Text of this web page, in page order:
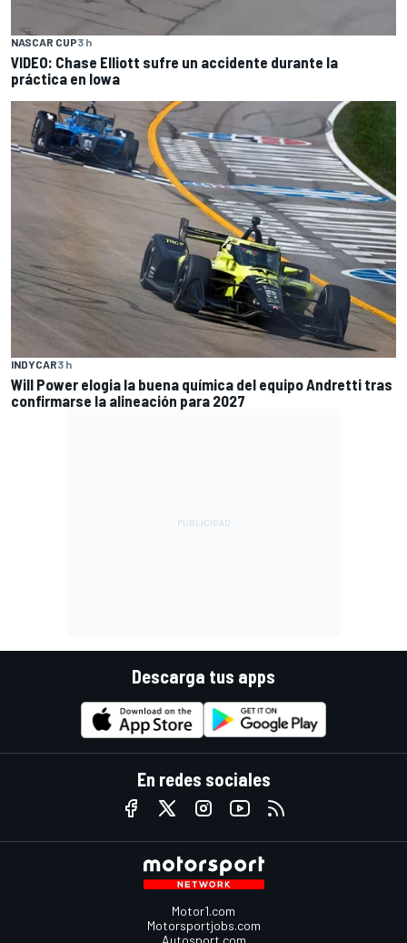
NASCAR CUP3 h
VIDEO: Chase Elliott sufre un accidente durante la
práctica en Iowa
INDYCAR3 h
Will Power elogia la buena química del equipo Andretti tras
confirmarse la alineación para 2027
Descarga tus apps
En redes sociales
Motor1.com
Motorsportjobs.com
Autosport.com